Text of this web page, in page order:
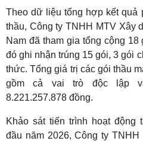
Theo dữ liệu tổng hợp kết quả
thầu, Công ty TNHH MTV Xây
Nam đã tham gia tổng cộng 18
đó ghi nhận trúng 15 gói, 3 gói
thức. Tổng giá trị các gói thầu
gồm cả vai trò độc lập
8.221.257.878 đồng.
Khảo sát tiến trình hoạt động
đầu năm 2026, Công ty